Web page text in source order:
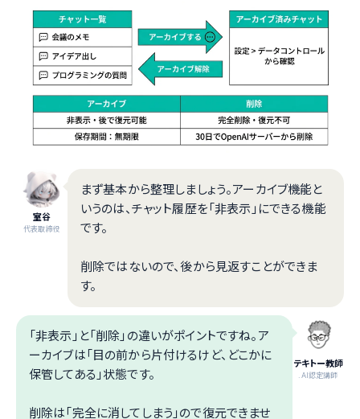
室谷
代表取締役
まず基本から整理しましょう。アーカイブ機能と
いうのは、チャット履歴を「非表示」にできる機能
です。
削除ではないので、後から見返すことができま
す。
テキトー教師
.AI認定講師
「非表示」と「削除」の違いがポイントですね。ア
ーカイブは「目の前から片付けるけど、どこかに
保管してある」状態です。
削除は「完全に消してしまう」ので復元できませ